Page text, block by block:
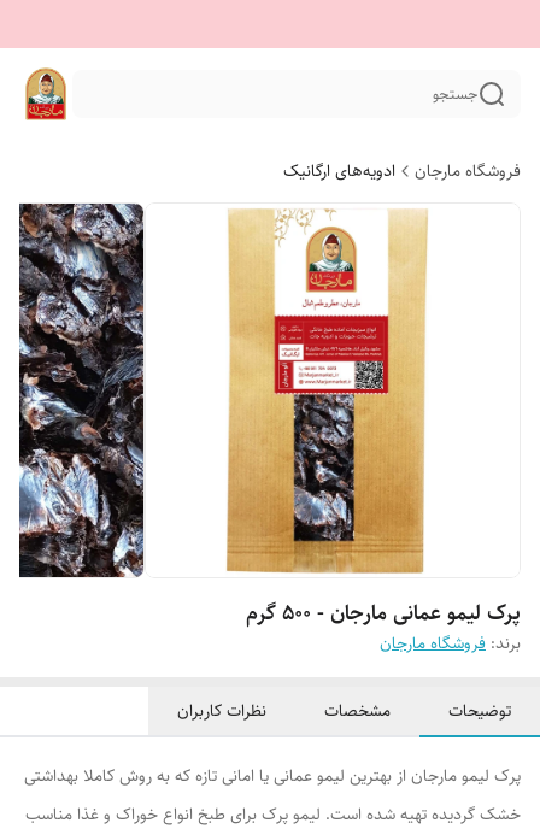
جستجو
فروشگاه مارجان ادویه‌های ارگانیک
پرک لیمو عمانی مارجان - 500 گرم
برند: فروشگاه مارجان
توضیحات مشخصات نظرات کاربران
پرک لیمو مارجان از بهترین لیمو عمانی یا امانی تازه که به روش کاملا بهداشتی
خشک گردیده تهیه شده است. لیمو پرک برای طبخ انواع خوراک و غذا مناسب